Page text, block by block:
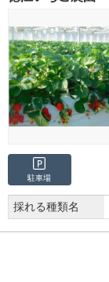
駐車場
採れる種類名